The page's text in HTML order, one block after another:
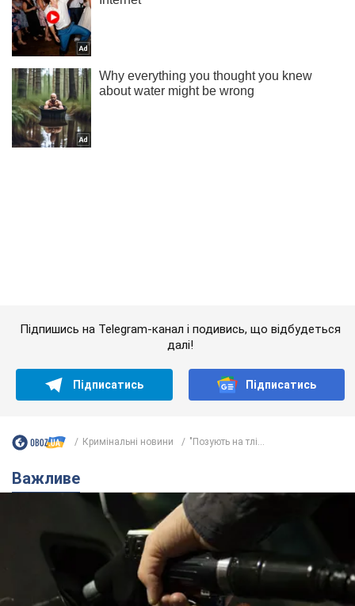
Важливе
АЗС "готуються" до суттєвого підвищення цін:
українцям розповіли, чого очікувати
Як на заправках уже змінили вартість пального
10 годин тому